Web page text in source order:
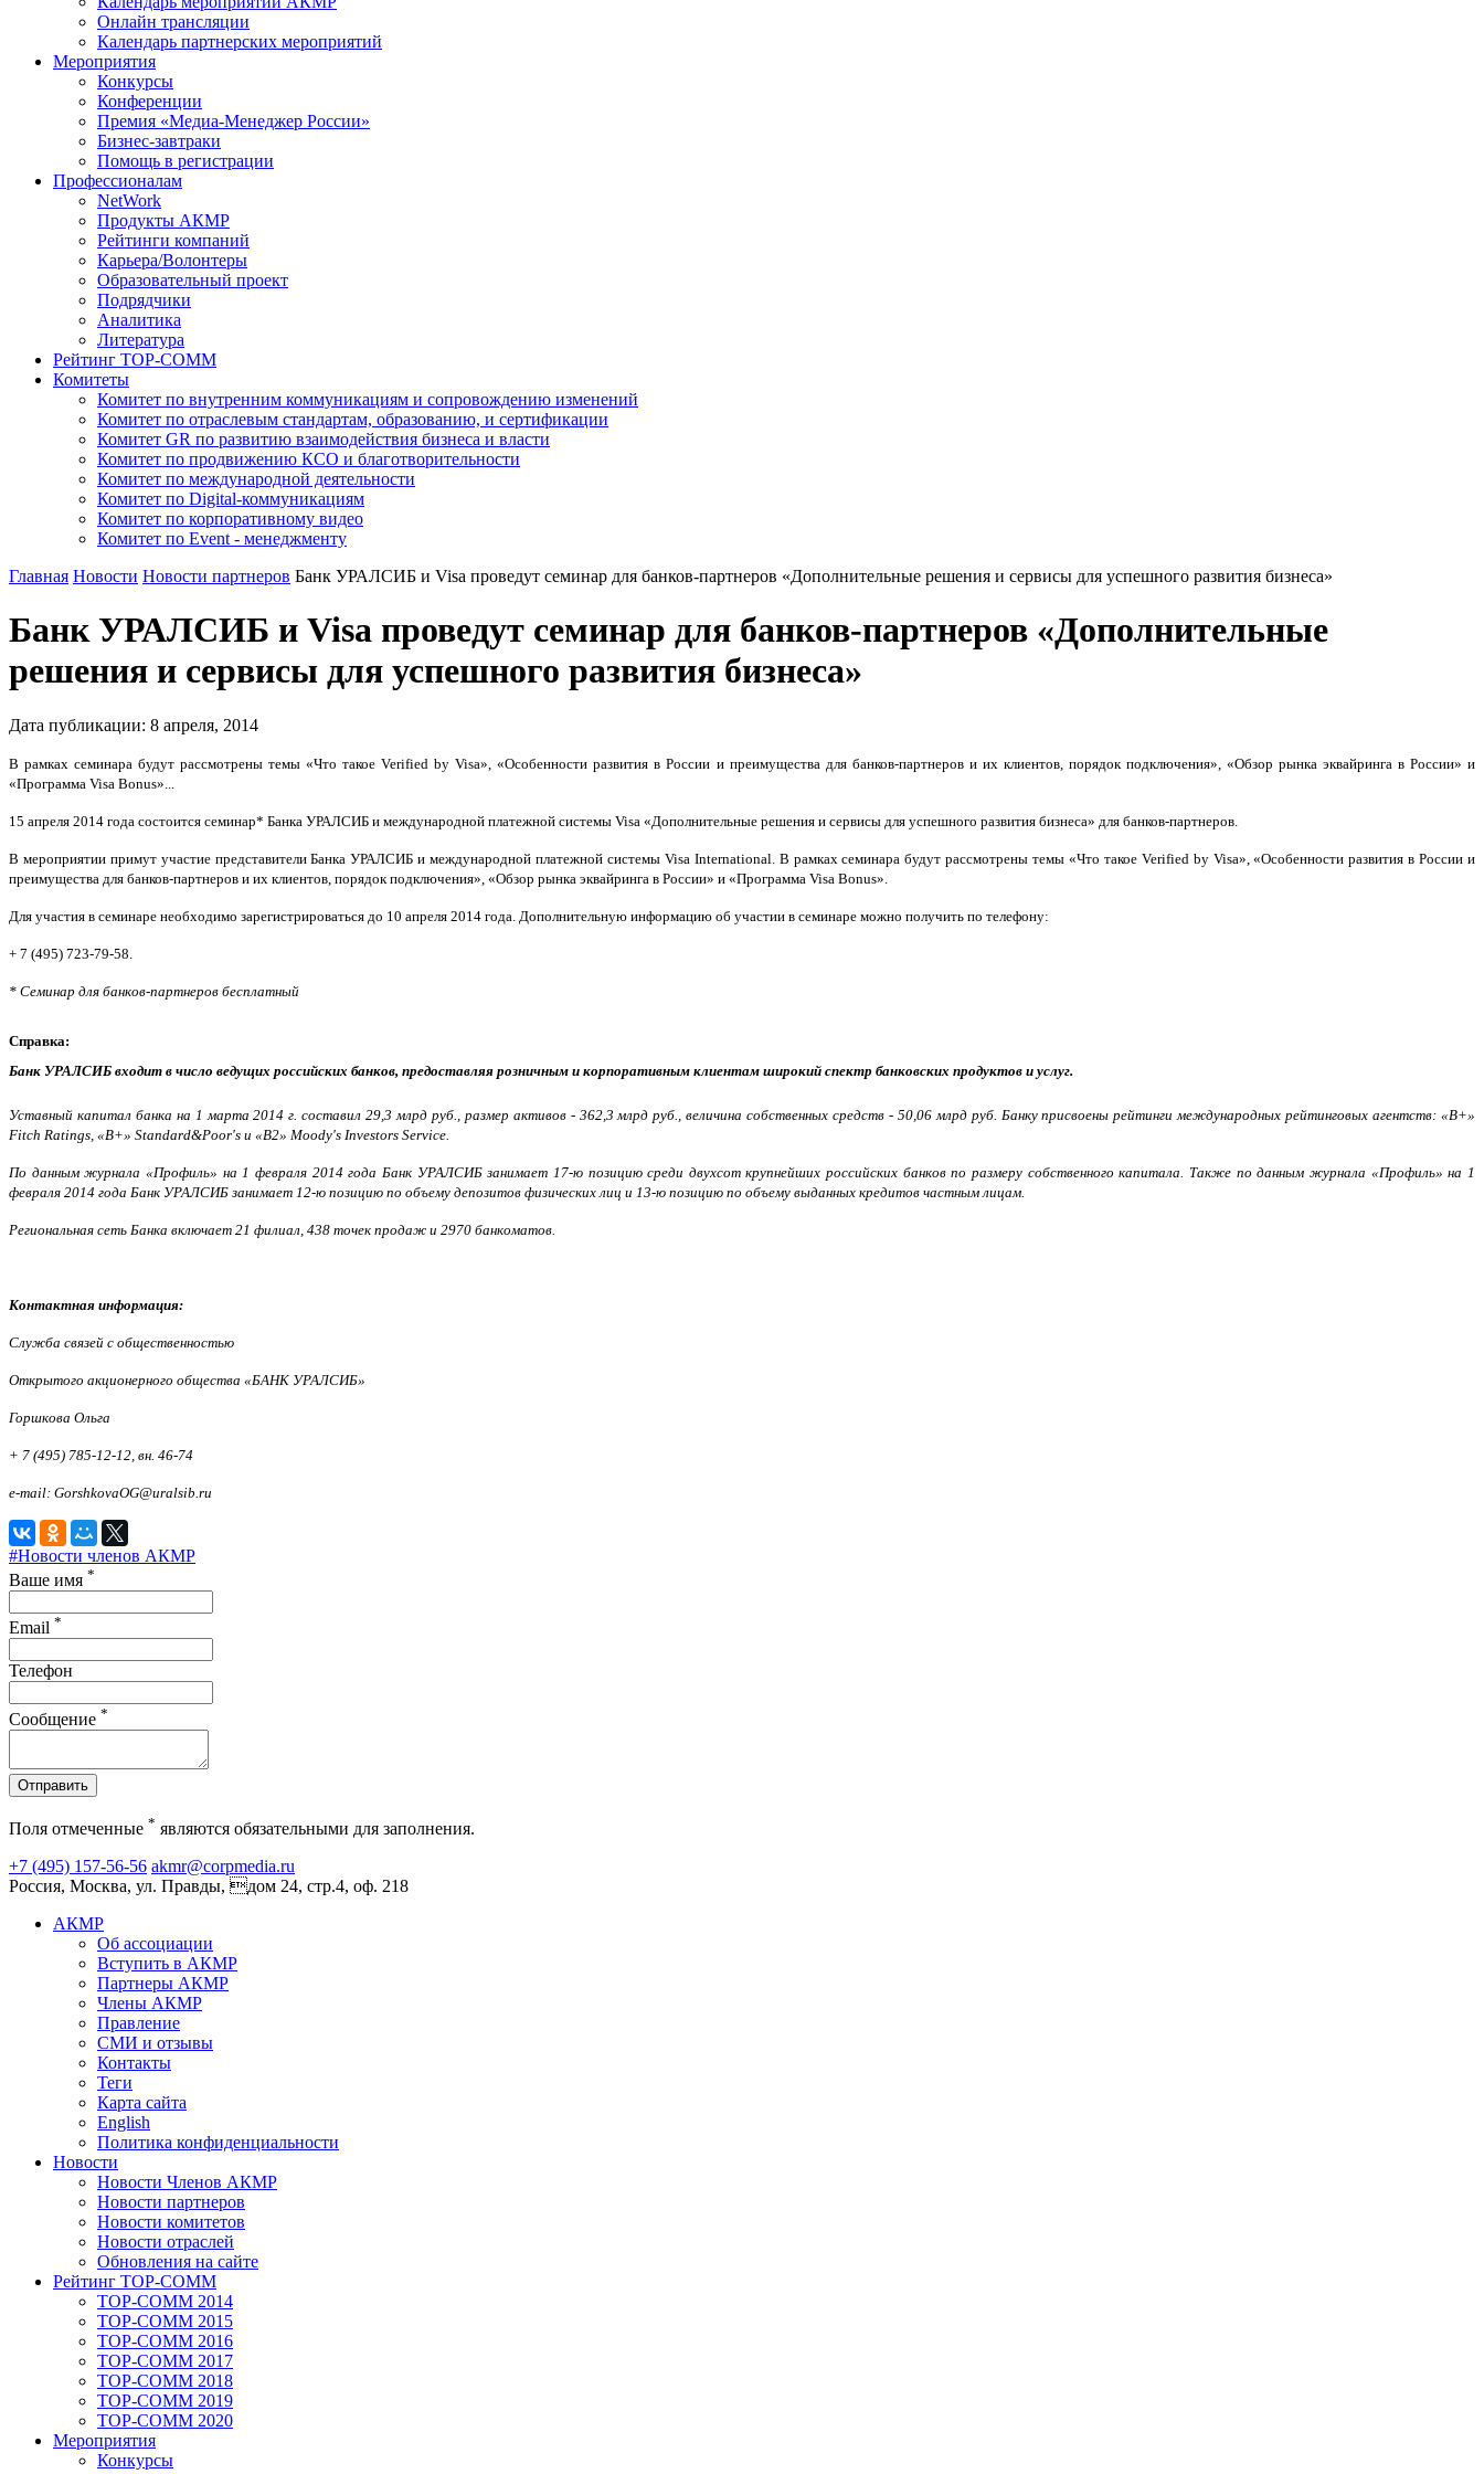
Онлайн трансляции
Календарь партнерских мероприятий
Мероприятия
Конкурсы
Конференции
Премия «Медиа-Менеджер России»
Бизнес-завтраки
Помощь в регистрации
Профессионалам
NetWork
Продукты АКМР
Рейтинги компаний
Карьера/Волонтеры
Образовательный проект
Подрядчики
Аналитика
Литература
Рейтинг TOP-COMM
Комитеты
Комитет по внутренним коммуникациям и сопровождению изменений
Комитет по отраслевым стандартам, образованию, и сертификации
Комитет GR по развитию взаимодействия бизнеса и власти
Комитет по продвижению КСО и благотворительности
Комитет по международной деятельности
Комитет по Digital-коммуникациям
Комитет по корпоративному видео
Комитет по Event - менеджменту
Главная Новости Новости партнеров Банк УРАЛСИБ и Visa проведут семинар для банков-партнеров «Дополнительные решения и сервисы для успешного развития бизнеса»
Банк УРАЛСИБ и Visa проведут семинар для банков-партнеров «Дополнительные
решения и сервисы для успешного развития бизнеса»
Дата публикации: 8 апреля, 2014
В рамках семинара будут рассмотрены темы «Что такое Verified by Visa», «Особенности развития в России и преимущества для банков-партнеров и их клиентов, порядок подключения», «Обзор рынка эквайринга в России» и
«Программа Visa Bonus»...
15 апреля 2014 года состоится семинар* Банка УРАЛСИБ и международной платежной системы Visa «Дополнительные решения и сервисы для успешного развития бизнеса» для банков-партнеров.
В мероприятии примут участие представители Банка УРАЛСИБ и международной платежной системы Visa International. В рамках семинара будут рассмотрены темы «Что такое Verified by Visa», «Особенности развития в России и
преимущества для банков-партнеров и их клиентов, порядок подключения», «Обзор рынка эквайринга в России» и «Программа Visa Bonus».
Для участия в семинаре необходимо зарегистрироваться до 10 апреля 2014 года. Дополнительную информацию об участии в семинаре можно получить по телефону:
+ 7 (495) 723-79-58.
* Семинар для банков-партнеров бесплатный
Справка:
Банк УРАЛСИБ входит в число ведущих российских банков, предоставляя розничным и корпоративным клиентам широкий спектр банковских продуктов и услуг.
Уставный капитал банка на 1 марта 2014 г. составил 29,3 млрд руб., размер активов - 362,3 млрд руб., величина собственных средств - 50,06 млрд руб. Банку присвоены рейтинги международных рейтинговых агентств: «В+»
Fitch Ratings, «В+» Standard&Poor's и «В2» Moody's Investors Service.
По данным журнала «Профиль» на 1 февраля 2014 года Банк УРАЛСИБ занимает 17-ю позицию среди двухсот крупнейших российских банков по размеру собственного капитала. Также по данным журнала «Профиль» на 1
февраля 2014 года Банк УРАЛСИБ занимает 12-ю позицию по объему депозитов физических лиц и 13-ю позицию по объему выданных кредитов частным лицам.
Региональная сеть Банка включает 21 филиал, 438 точек продаж и 2970 банкоматов.
Контактная информация:
Служба связей с общественностью
Открытого акционерного общества «БАНК УРАЛСИБ»
Горшкова Ольга
+ 7 (495) 785-12-12, вн. 46-74
e-mail: GorshkovaOG@uralsib.ru
#Новости членов АКМР
Ваше имя *
Email *
Телефон
Сообщение *
Отправить
Поля отмеченные * являются обязательными для заполнения.
+7 (495) 157-56-56 akmr@corpmedia.ru
Россия, Москва, ул. Правды, дом 24, стр.4, оф. 218
АКМР
Об ассоциации
Вступить в АКМР
Партнеры АКМР
Члены АКМР
Правление
СМИ и отзывы
Контакты
Теги
Карта сайта
English
Политика конфиденциальности
Новости
Новости Членов АКМР
Новости партнеров
Новости комитетов
Новости отраслей
Обновления на сайте
Рейтинг TOP-COMM
TOP-COMM 2014
TOP-COMM 2015
TOP-COMM 2016
TOP-COMM 2017
TOP-COMM 2018
TOP-COMM 2019
TOP-COMM 2020
Мероприятия
Конкурсы